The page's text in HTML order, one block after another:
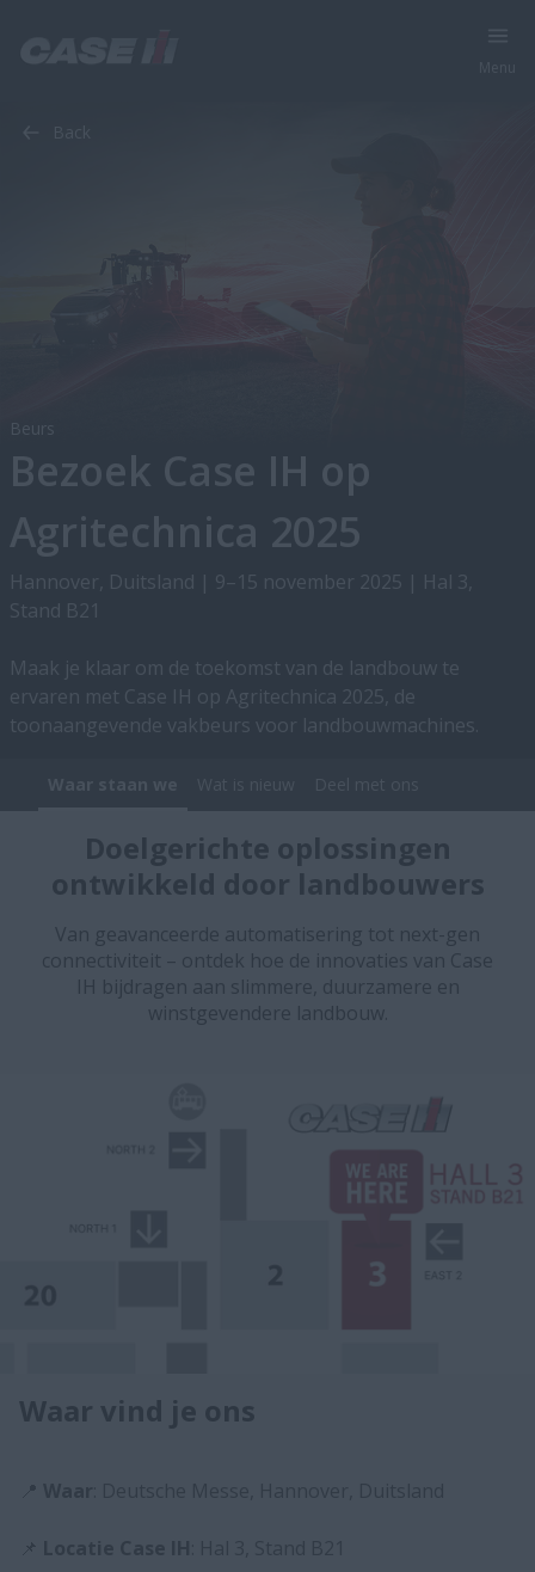
Beurs
Bezoek Case IH op
Agritechnica 2025
Hannover, Duitsland | 9–15 november 2025 | Hal 3,
Stand B21
Maak je klaar om de toekomst van de landbouw te
ervaren met Case IH op Agritechnica 2025, de
toonaangevende vakbeurs voor landbouwmachines.
Doelgerichte oplossingen
ontwikkeld door landbouwers
Van geavanceerde automatisering tot next-gen
connectiviteit – ontdek hoe de innovaties van Case
IH bijdragen aan slimmere, duurzamere en
winstgevendere landbouw.
Waar vind je ons